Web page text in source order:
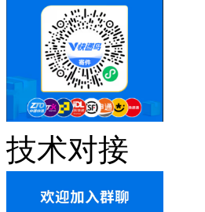
技术对接